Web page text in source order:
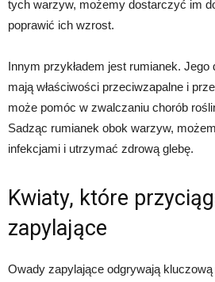
tych warzyw, możemy dostarczyć im
poprawić ich wzrost.
Innym przykładem jest rumianek. Jego
mają właściwości przeciwzapalne i
może pomóc w zwalczaniu chorób
Sadząc rumianek obok warzyw,
infekcjami i utrzymać zdrową glebę.
Kwiaty, które
zapylające
Owady zapylające odgrywają